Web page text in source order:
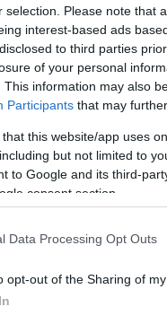
selection. Please note that
interest-based ads
to third parties
of your personal
This information may also
Participants that may
that this website/app uses
but not limited to
to Google and its third-
consent section.
Data Processing Opt Outs
opt-out of the Sharing of
για